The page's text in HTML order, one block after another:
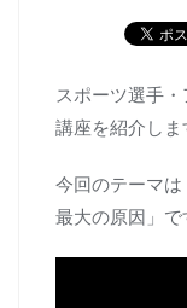
スポーツ選手
講座を紹介しま
今回のテーマ
最大の原因」で